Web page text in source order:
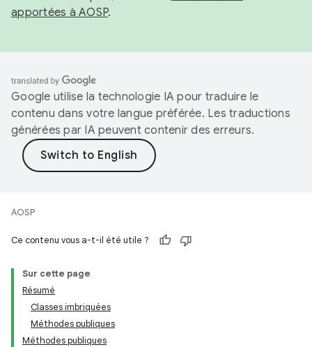
apportées à AOSP.
Google utilise la technologie IA pour traduire le
contenu dans votre langue préférée. Les traductions
générées par IA peuvent contenir des erreurs.
AOSP
Ce contenu vous a-t-il été utile ?
Sur cette page
Résumé
Classes imbriquées
Méthodes publiques
Méthodes publiques